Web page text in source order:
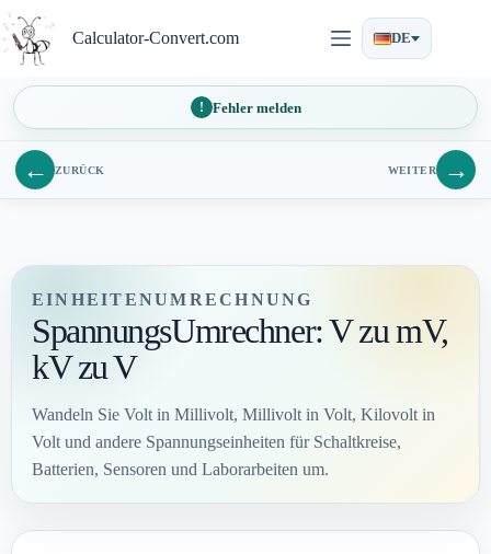
Inhalt
springen
Calculator-Convert.com DE
Fehler melden
← ZURÜCK WEITER →
EINHEITENUMRECHNUNG
SpannungsUmrechner: V zu mV,
kV zu V
Wandeln Sie Volt in Millivolt, Millivolt in Volt, Kilovolt in
Volt und andere Spannungseinheiten für Schaltkreise,
Batterien, Sensoren und Laborarbeiten um.